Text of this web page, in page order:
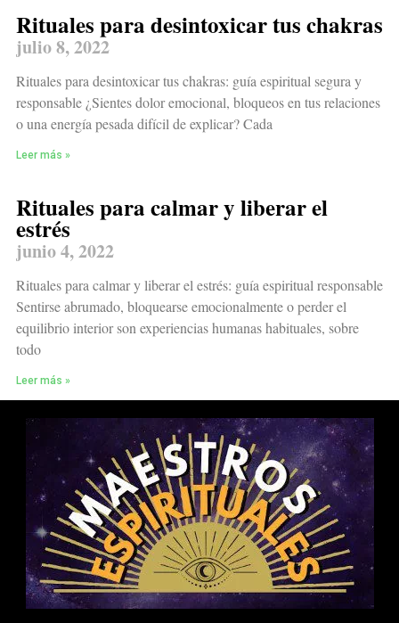
Rituales para desintoxicar tus chakras
julio 8, 2022
Rituales para desintoxicar tus chakras: guía espiritual segura y
responsable ¿Sientes dolor emocional, bloqueos en tus relaciones
o una energía pesada difícil de explicar? Cada
Leer más »
Rituales para calmar y liberar el
estrés
junio 4, 2022
Rituales para calmar y liberar el estrés: guía espiritual responsable
Sentirse abrumado, bloquearse emocionalmente o perder el
equilibrio interior son experiencias humanas habituales, sobre
todo
Leer más »